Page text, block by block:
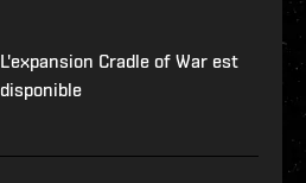
L'expansion Cradle of War est
disponible